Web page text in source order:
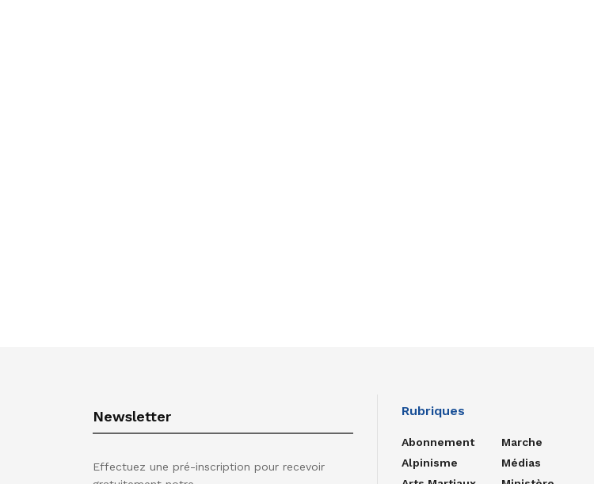
Newsletter
Effectuez une pré-inscription pour recevoir
Rubriques
Abonnement
Alpinisme
Marche
Médias